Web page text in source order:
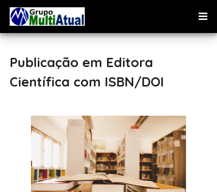
Publicação em Editora
Científica com ISBN/DOI